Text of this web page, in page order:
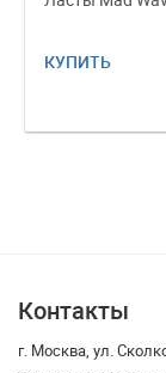
КУПИТЬ
Контакты
г. Москва, ул.